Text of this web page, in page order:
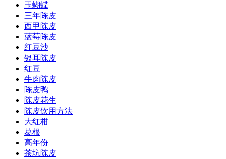
玉蝴蝶
三年陈皮
西甲陈皮
蓝莓陈皮
红豆沙
银耳陈皮
红豆
牛肉陈皮
陈皮鸭
陈皮花生
陈皮饮用方法
大红柑
葛根
高年份
茶坑陈皮